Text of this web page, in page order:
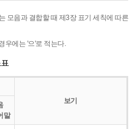
모음과 결합할 때 제3장 표기 세칙에 따른
우에는 '으'로 적는다.
보기
말